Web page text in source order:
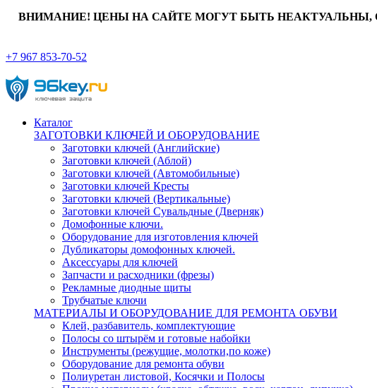
ВНИМАНИЕ! ЦЕНЫ НА САЙТЕ МОГУТ БЫТЬ
+7 967 853-70-52
Каталог
ЗАГОТОВКИ КЛЮЧЕЙ И ОБОРУДОВАНИЕ
Заготовки ключей (Английские)
Заготовки ключей (Аблой)
Заготовки ключей (Автомобильные)
Заготовки ключей Кресты
Заготовки ключей (Вертикальные)
Заготовки ключей Сувальдные (Дверняк)
Домофонные ключи.
Оборудование для изготовления ключей
Дубликаторы домофонных ключей.
Аксессуары для ключей
Запчасти и расходники (фрезы)
Рекламные диодные щиты
Трубчатые ключи
МАТЕРИАЛЫ И ОБОРУДОВАНИЕ ДЛЯ РЕМОНТА ОБУВИ
Клей, разбавитель, комплектующие
Полосы со штырём и готовые набойки
Инструменты (режущие, молотки,по коже)
Оборудование для ремонта обуви
Полиуретан листовой, Косячки и Полосы